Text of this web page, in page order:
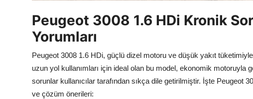
Dizel Sistemler
Multimedya & Elektronik
Peugeot 3008 1.6 HDi Kronik
Yorumları
Peugeot 3008 1.6 HDi, güçlü dizel motoru ve düşük yakıt
uzun yol kullanımları için ideal olan bu model, ekonomik motoruyla
sorunlar kullanıcılar tarafından sıkça dile getirilmiştir. İşte Peugeot
ve çözüm önerileri: